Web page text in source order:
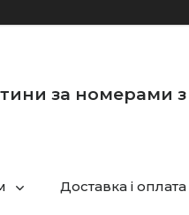
за номерами з
Доставка і оплата